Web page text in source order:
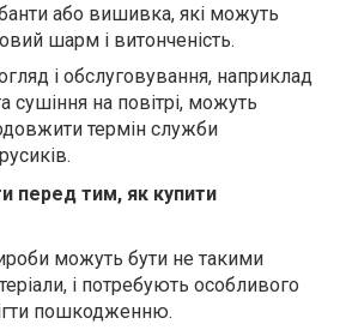
банти або вишивка, які можуть
шарм і витонченість.
і обслуговування, наприклад
сушіння на повітрі, можуть
термін служби
перед тим, як купити
можуть бути не такими
і потребують особливого
пошкодженню.